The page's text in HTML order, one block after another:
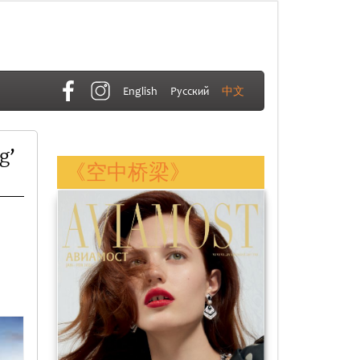
English Русский 中文
《空中桥梁》